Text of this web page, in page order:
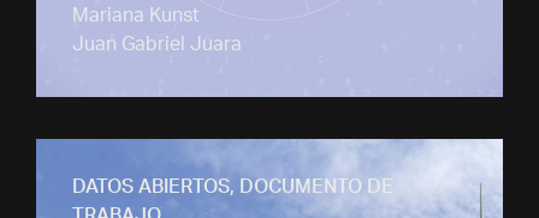
Mariana Kunst
Juan Gabriel Juara
DATOS ABIERTOS, DOCUMENTO DE